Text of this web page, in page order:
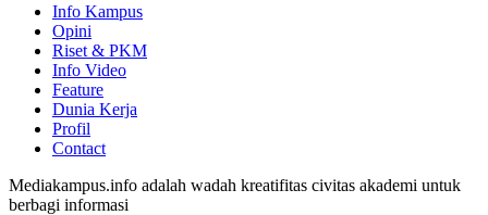
Info Kampus
Opini
Riset & PKM
Info Video
Feature
Dunia Kerja
Profil
Contact
Mediakampus.info adalah wadah kreatifitas civitas akademi untuk
berbagi informasi